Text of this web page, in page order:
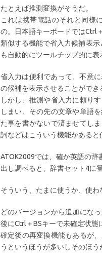
たとえば推測変換がそうだ。
これは携帯電話のそれと同様
の。日本語キーボードではCtrl
類似する機能で省入力候補表
も自動的にツールチップ的に表
省入力は便利であって、不意
の候補を表示させることができ
しかし、推測や省入力に頼り
しまい、その先の文章や単語
た事を書かないで済ませてし
詞などはこういう機能があると
ATOK2009では、確か英語の
出し調べると、辞書セット4に
そういう、たまに使うか、使
どのバージョンから追加にな
後にCtrl＋BSキーで未確定状態
確定後の再変換機能もあるが
うというほうが多いしそのほう